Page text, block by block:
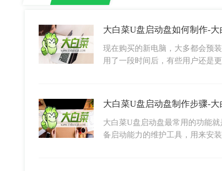
大白菜U盘启动盘如何制作-
现在购买的新电脑，大多都会预
用了一段时间后，有些用户还是
大白菜U盘启动盘制作步骤-
大白菜U盘启动盘最常用的功能
备启动能力的维护工具，用来安